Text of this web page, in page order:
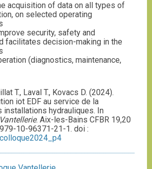
acquisition of data on all types of
on selected operating
security, safety and
facilitates decision-making in the
(diagnostics, maintenance,
T., Laval T., Kovacs D. (2024).
iot EDF au service de la
installations hydrauliques. In
. Aix-les-Bains CFBR 19,20
10-96371-21-1. doi :